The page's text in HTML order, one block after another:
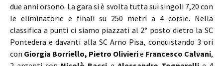
due anni orsono. La gara si è svolta tutta sui singoli 7,20 con
le eliminatorie e finali su 250 metri a 4 corsie. Nella
classifica a punti ci siamo piazzati al 2° posto dietro la SC
Pontedera e davanti alla SC Arno Pisa, conquistando 3 ori
con Giorgia Borriello, Pietro Olivierie Francesco Calvani,